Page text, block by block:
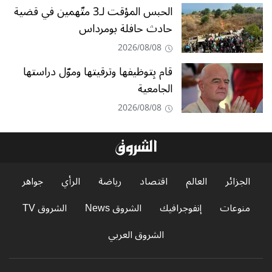
الحبس المؤقت لـ3 متّهمين في قضية
حادث حافلة بومرداس
2026/08/08
قام بِتوظيفها وترقيتها وموّل دراستها
الجامعية
2026/08/08
الجزائر العالم اقتصاد رياضة الرأي
جواهر
منوعات
إنفوجرافيك الشروق News
الشروق TV
الشروق العربي